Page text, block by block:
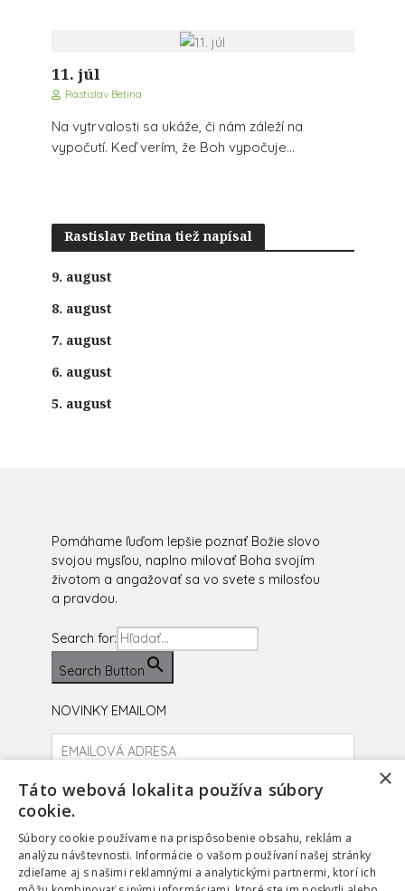
11. júl
Rastislav Betina
Na vytrvalosti sa ukáže, či nám záleží na
vypočutí. Keď verím, že Boh vypočuje...
Rastislav Betina tiež napísal
9. august
8. august
7. august
6. august
5. august
Pomáhame ľuďom lepšie poznať Božie slovo
svojou mysľou, naplno milovať Boha svojím
životom a angažovať sa vo svete s milosťou
a pravdou.
Search for:
Search Button
NOVINKY EMAILOM
Prihlásiť sa
facebook instagram youtube
×
Táto webová lokalita používa súbory
cookie.
Súbory cookie používame na prispôsobenie obsahu, reklám a
analýzu návštevnosti. Informácie o vašom používaní našej stránky
zdieľame aj s našimi reklamnými a analytickými partnermi, ktorí ich